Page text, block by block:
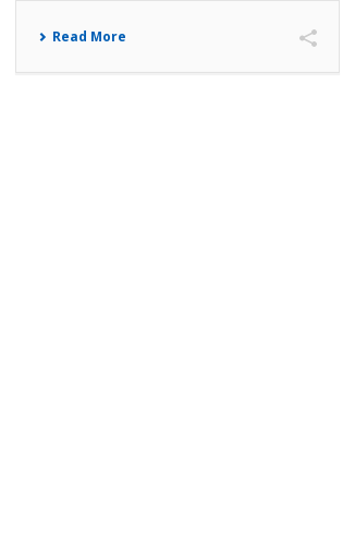
Read More